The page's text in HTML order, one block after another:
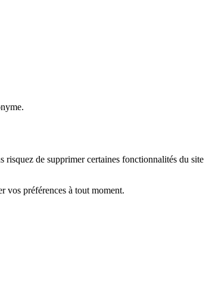
de supprimer certaines fonctionnalités du site
vos préférences à tout moment.